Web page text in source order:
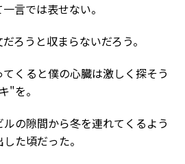
言では表せない。
ろうと収まらないだろう。
くると僕の心臓は激しく探そう
"を。
の隙間から冬を連れてくるよう
た頃だった。